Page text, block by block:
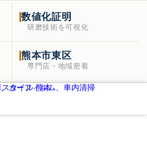
数値化証明
研磨技術を可視化
熊本市東区
専門店・地域密着